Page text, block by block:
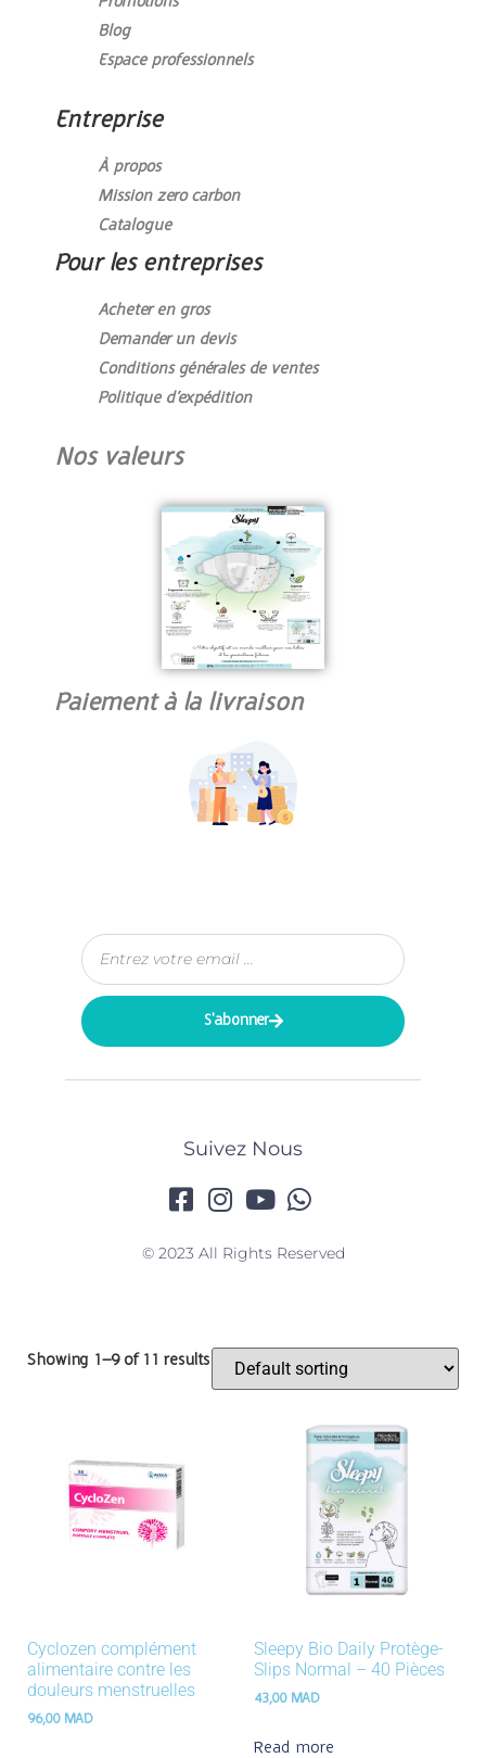
Blog
Espace professionnels
Entreprise
À propos
Mission zero carbon
Catalogue
Pour les entreprises
Acheter en gros
Demander un devis
Conditions générales de ventes
Politique d’expédition
Nos valeurs
Paiement à la livraison
S'abonner
Suivez Nous
© 2023 All Rights Reserved
Showing 1–9 of 11 results
Cyclozen complément
alimentaire contre les
douleurs menstruelles
96,00 MAD
Sleepy Bio Daily Protège-
Slips Normal – 40 Pièces
43,00 MAD
Read more